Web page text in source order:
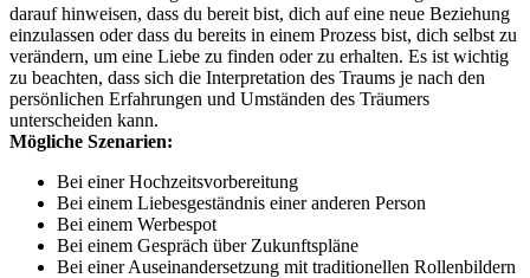
darauf hinweisen, dass du bereit bist, dich auf eine neue Beziehung
einzulassen oder dass du bereits in einem Prozess bist, dich selbst zu
verändern, um eine Liebe zu finden oder zu erhalten. Es ist wichtig
zu beachten, dass sich die Interpretation des Traums je nach den
persönlichen Erfahrungen und Umständen des Träumers
unterscheiden kann.
Mögliche Szenarien:
Bei einer Hochzeitsvorbereitung
Bei einem Liebesgeständnis einer anderen Person
Bei einem Werbespot
Bei einem Gespräch über Zukunftspläne
Bei einer Auseinandersetzung mit traditionellen Rollenbildern